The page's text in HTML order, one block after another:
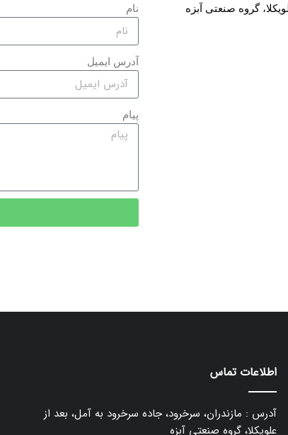
گروه صنعتی آبزه نام
آدرس ایمیل
پیام
اطلاعات تماس
آدرس : مازندران، سرخرود، جاده سرخرود به آمل، بعد از
علویکلا، گروه صنعتی آبزه